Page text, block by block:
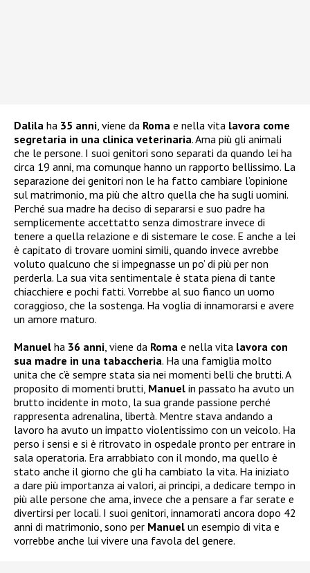
Dalila ha 35 anni , viene da Roma e nella vita lavora come
segretaria in una clinica veterinaria. Ama più gli animali
che le persone. I suoi genitori sono separati da quando lei ha
circa 19 anni, ma comunque hanno un rapporto bellissimo. La
separazione dei genitori non le ha fatto cambiare l’opinione
sul matrimonio, ma più che altro quella che ha sugli uomini.
Perché sua madre ha deciso di separarsi e suo padre ha
semplicemente accettatto senza dimostrare invece di
tenere a quella relazione e di sistemare le cose. E anche a lei
è capitato di trovare uomini simili, quando invece avrebbe
voluto qualcuno che si impegnasse un po’ di più per non
perderla. La sua vita sentimentale è stata piena di tante
chiacchiere e pochi fatti. Vorrebbe al suo fianco un uomo
coraggioso, che la sostenga. Ha voglia di innamorarsi e avere
un amore maturo.
Manuel ha 36 anni , viene da Roma e nella vita lavora con
sua madre in una tabaccheria. Ha una famiglia molto
unita che c’è sempre stata sia nei momenti belli che brutti. A
proposito di momenti brutti, Manuel in passato ha avuto un
brutto incidente in moto, la sua grande passione perché
rappresenta adrenalina, libertà. Mentre stava andando a
lavoro ha avuto un impatto violentissimo con un veicolo. Ha
perso i sensi e si è ritrovato in ospedale pronto per entrare in
sala operatoria. Era arrabbiato con il mondo, ma quello è
stato anche il giorno che gli ha cambiato la vita. Ha iniziato
a dare più importanza ai valori, ai principi, a dedicare tempo in
più alle persone che ama, invece che a pensare a far serate e
divertirsi per locali. I suoi genitori, innamorati ancora dopo 42
anni di matrimonio, sono per Manuel un esempio di vita e
vorrebbe anche lui vivere una favola del genere.